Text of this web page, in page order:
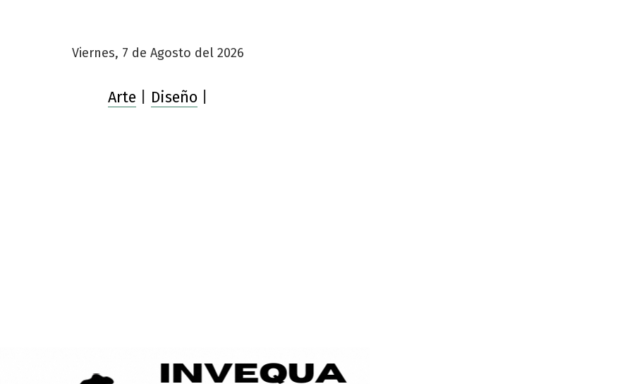
Viernes, 7 de Agosto del 2026
Arte Diseño